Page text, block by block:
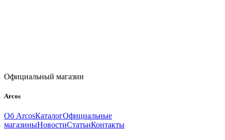
Официальный магазин
Arcos
Об ArcosКаталогОфициальные
магазиныНовостиСтатьиКонтакты